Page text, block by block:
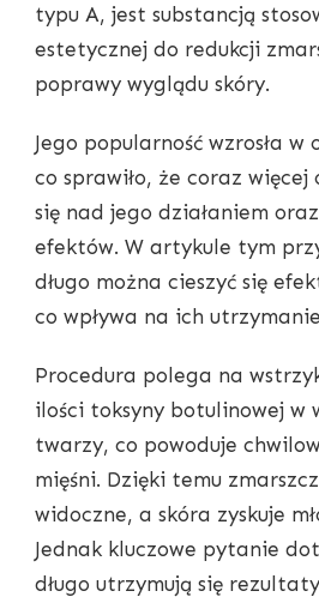
typu A, jest substancją
estetycznej do redukcji
poprawy wyglądu skóry.
Jego popularność wzrosła
co sprawiło, że coraz więcej
się nad jego działaniem
efektów. W artykule tym
długo można cieszyć się
co wpływa na ich
Procedura polega na
ilości toksyny botulinowej w
twarzy, co powoduje
mięśni. Dzięki temu
widoczne, a skóra zyskuje
Jednak kluczowe pytanie
długo utrzymują się